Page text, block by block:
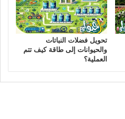
تحويل فضلات النباتات
والحيوانات إلى طاقة كيف تتم
العملية؟